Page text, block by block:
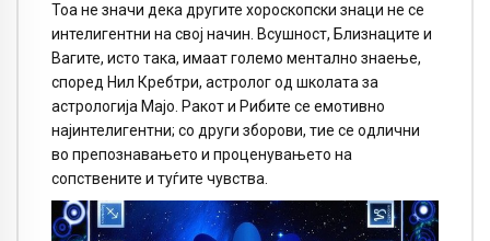
Тоа не значи дека другите хороскопски знаци не се
интелигентни на свој начин. Всушност, Близнаците и
Вагите, исто така, имаат големо ментално знаење,
според Нил Кребтри, астролог од школата за
астрологија Мајо. Ракот и Рибите се емотивно
најинтелигентни; со други зборови, тие се одлични
во препознавањето и проценувањето на
сопствените и туѓите чувства.